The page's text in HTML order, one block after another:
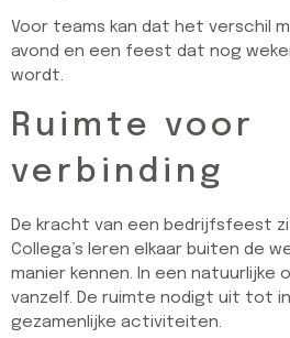
Voor teams kan dat het verschil
avond en een feest dat nog
wordt.
Ruimte voor
verbinding
De kracht van een bedrijfsfeest
Collega’s leren elkaar buiten de
manier kennen. In een natuurlijke
vanzelf. De ruimte nodigt uit tot
gezamenlijke activiteiten.